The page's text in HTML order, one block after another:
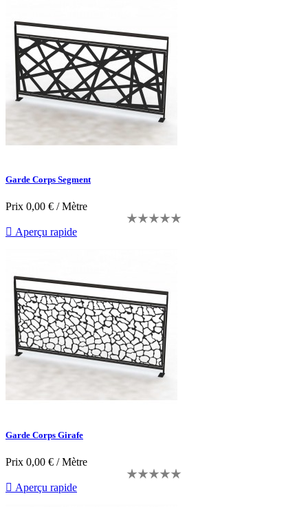
Garde Corps Segment
Prix 0,00 € / Mètre
 Aperçu rapide
Garde Corps Girafe
Prix 0,00 € / Mètre
 Aperçu rapide